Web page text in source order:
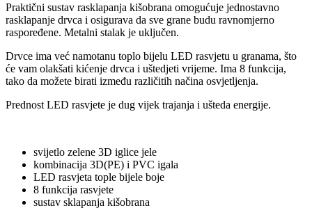
Praktični sustav rasklapanja kišobrana omogućuje jednostavno
rasklapanje drvca i osigurava da sve grane budu ravnomjerno
raspoređene. Metalni stalak je uključen.
Drvce ima već namotanu toplo bijelu LED rasvjetu u granama, što
će vam olakšati kićenje drvca i uštedjeti vrijeme. Ima 8 funkcija,
tako da možete birati između različitih načina osvjetljenja.
Prednost LED rasvjete je dug vijek trajanja i ušteda energije.
svijetlo zelene 3D iglice jele
kombinacija 3D(PE) i PVC igala
LED rasvjeta tople bijele boje
8 funkcija rasvjete
sustav sklapanja kišobrana